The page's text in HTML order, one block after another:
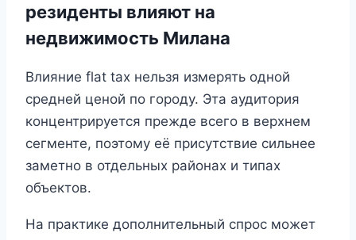
резиденты влияют на
недвижимость Милана
Влияние flat tax нельзя измерять одной
средней ценой по городу. Эта аудитория
концентрируется прежде всего в верхнем
сегменте, поэтому её присутствие сильнее
заметно в отдельных районах и типах
объектов.
На практике дополнительный спрос может